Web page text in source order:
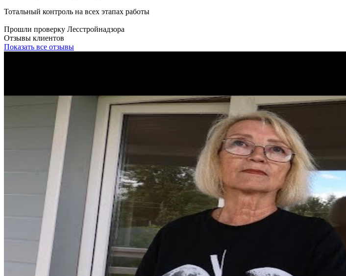
Тотальный контроль на всех этапах работы
Прошли проверку Лесстройнадзора
Отзывы клиентов
Показать все отзывы